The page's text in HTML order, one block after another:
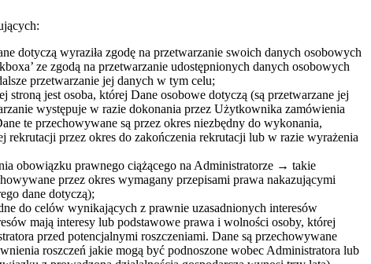
dotyczą wyraziła zgodę na przetwarzanie swoich danych osobowych
ze zgodą na przetwarzanie udostępnionych danych osobowych
przetwarzanie jej danych w tym celu;
jest osoba, której Dane osobowe dotyczą (są przetwarzane jej
występuje w razie dokonania przez Użytkownika zamówienia
te przechowywane są przez okres niezbędny do wykonania,
przez okres do zakończenia rekrutacji lub w razie wyrażenia
obowiązku prawnego ciążącego na Administratorze → takie
przez okres wymagany przepisami prawa nakazującymi
dane dotyczą);
do celów wynikających z prawnie uzasadnionych interesów
mają interesy lub podstawowe prawa i wolności osoby, której
przed potencjalnymi roszczeniami. Dane są przechowywane
roszczeń jakie mogą być podnoszone wobec Administratora lub